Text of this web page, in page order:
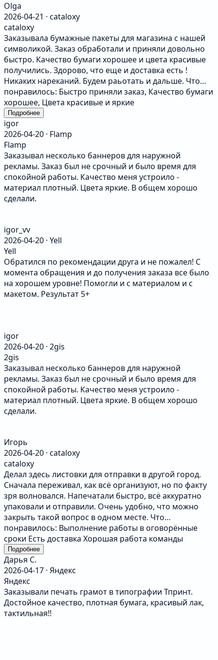
Olga
2026-04-21 · cataloxy
cataloxy
Заказывала бумажные пакеты для магазина с нашей
символикой. Заказ обработали и приняли довольно
быстро. Качество бумаги хорошее и цвета красивые
получились. Здорово, что еще и доставка есть !
Никаких нареканий. Будем раьотать и дальше. Что
понравилось: Быстро приняли заказ, Качество бумаги
хорошее, Цвета красивые и яркие
Подробнее
igor
2026-04-20 · Flamp
Flamp
Заказывал несколько баннеров для наружной
рекламы. Заказ был не срочный и было время для
спокойной работы. Качество меня устроило -
материал плотный. Цвета яркие. В общем хорошо
сделали.
igor_vv
2026-04-20 · Yell
Yell
Обратился по рекомендации друга и не пожалел! С
момента обращения и до получения заказа все было
на хорошем уровне! Помогли и с материалом и с
макетом. Результат 5+
igor
2026-04-20 · 2gis
2gis
Заказывал несколько баннеров для наружной
рекламы. Заказ был не срочный и было время для
спокойной работы. Качество меня устроило -
материал плотный. Цвета яркие. В общем хорошо
сделали.
Игорь
2026-04-20 · cataloxy
cataloxy
Делал здесь листовки для отправки в другой город.
Сначала переживал, как всё организуют, но по факту
зря волновался. Напечатали быстро, всё аккуратно
упаковали и отправили. Очень удобно, что можно
закрыть такой вопрос в одном месте. Что
понравилось: Выполнение работы в оговорённые
сроки Есть доставка Хорошая работа команды
Подробнее
Дарья С.
2026-04-17 · Яндекс
Яндекс
Заказывали печать грамот в типографии Тпринт.
Достойное качество, плотная бумага, красивый лак,
тактильная!!